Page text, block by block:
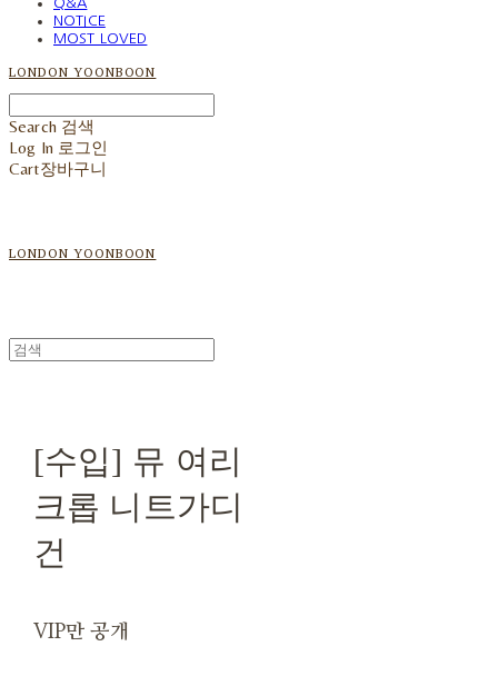
NOTICE
MOST LOVED
LONDON YOONBOON
Search 검색
Log In 로그인
Cart장바구니
LONDON YOONBOON
[수입] 뮤 여리
크롭 니트가디
건
VIP만 공개